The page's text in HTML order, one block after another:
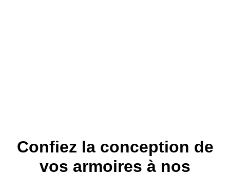
Confiez la conception de
vos armoires à nos